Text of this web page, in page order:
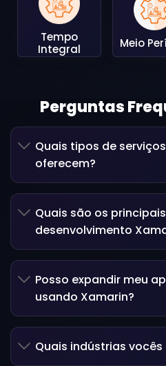
Tempo
Integral
Meio
Perguntas
Quais tipos de
oferecem?
Quais são os
desenvolvimento
Posso expandir meu
usando Xamarin?
Quais indústrias